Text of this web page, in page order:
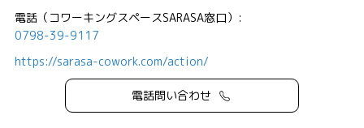
電話（コワーキングスペースSARASA窓口）:
0798-39-9117
https://sarasa-cowork.com/action/
電話問い合わせ